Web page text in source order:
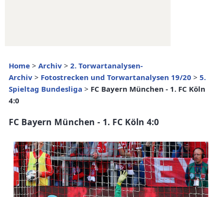
Home > Archiv > 2. Torwartanalysen-
Archiv > Fotostrecken und Torwartanalysen 19/20 > 5.
Spieltag Bundesliga > FC Bayern München - 1. FC Köln
4:0
FC Bayern München - 1. FC Köln 4:0